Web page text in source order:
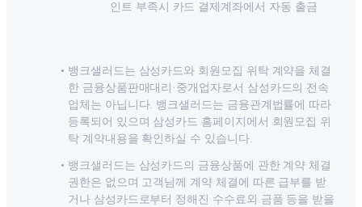
인트 부족시 카드 결제계좌에서 자동 출금
뱅크샐러드는 삼성카드와 회원모집 위탁 계약을 체결
한 금융상품판매대리·중개업자로서 삼성카드의 전속
업체는 아닙니다. 뱅크샐러드는 금융관계법률에 따라
등록되어 있으며 삼성카드 홈페이지에서 회원모집 위
탁 계약내용을 확인하실 수 있습니다.
뱅크샐러드는 삼성카드의 금융상품에 관한 계약 체결
권한은 없으며 고객님께 계약 체결에 따른 급부를 받
거나 삼성카드로부터 정해진 수수료외 금품 등을 받을